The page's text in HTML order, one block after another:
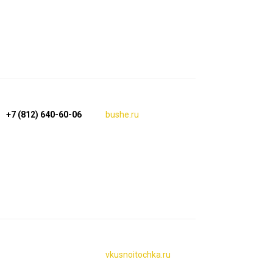
+7 (812) 640-60-06 bushe.ru
vkusnoitochka.ru